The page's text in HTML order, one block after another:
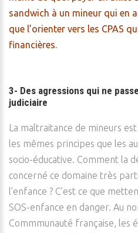
sandwich à un mineur qui en
que l’orienter vers les CPAS
financières.
3- Des agressions qui ne
judiciaire
La maltraitance de mineurs
les mêmes principes que les
socio-éducative. Comment la
concerné ce domaine très
l’enfance ? C’est ce que
SOS-enfance en danger. Au
Commmunauté française, les